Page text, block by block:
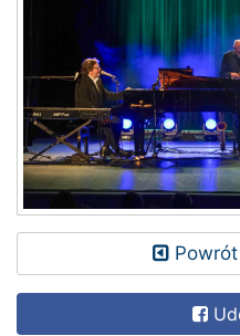
Powrót